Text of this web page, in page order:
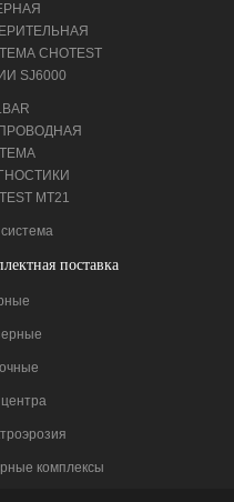
CHOTEST
SJ6000
MT21
поставка
комплексы